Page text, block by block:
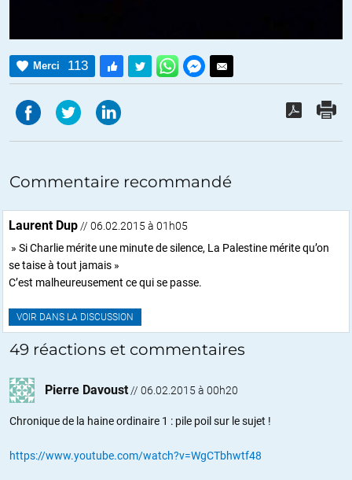
Merci 113
Commentaire recommandé
Laurent Dup// 06.02.2015 à 01h05
» Si Charlie mérite une minute de silence, La Palestine mérite qu’on
se taise à tout jamais »
C’est malheureusement ce qui se passe.
VOIR DANS LA DISCUSSION
49 réactions et commentaires
Pierre Davoust// 06.02.2015 à 00h20
Chronique de la haine ordinaire 1 : pile poil sur le sujet !
https://www.youtube.com/watch?v=WgCTbhwtf48